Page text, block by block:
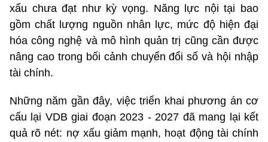
xấu chưa đạt như kỳ vọng. Năng lực nội tại bao
gồm chất lượng nguồn nhân lực, mức độ hiện đại
hóa công nghệ và mô hình quản trị cũng cần được
nâng cao trong bối cảnh chuyển đổi số và hội nhập
tài chính.
Những năm gần đây, việc triển khai phương án cơ
cấu lại VDB giai đoạn 2023 - 2027 đã mang lại kết
quả rõ nét: nợ xấu giảm mạnh, hoạt động tài chính